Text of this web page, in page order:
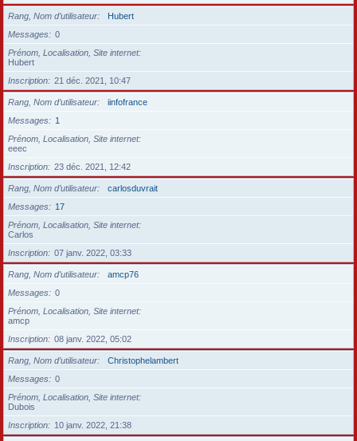
Rang, Nom d’utilisateur
Hubert
Messages
0
Prénom, Localisation, Site internet
Hubert
Inscription
21 déc. 2021, 10:47
Rang, Nom d’utilisateur
iinfofrance
Messages
1
Prénom, Localisation, Site internet
eeec
Inscription
23 déc. 2021, 12:42
Rang, Nom d’utilisateur
carlosduvrait
Messages
17
Prénom, Localisation, Site internet
Carlos
Inscription
07 janv. 2022, 03:33
Rang, Nom d’utilisateur
amcp76
Messages
0
Prénom, Localisation, Site internet
amcp
Inscription
08 janv. 2022, 05:02
Rang, Nom d’utilisateur
Christophelambert
Messages
0
Prénom, Localisation, Site internet
Dubois
Inscription
10 janv. 2022, 21:38